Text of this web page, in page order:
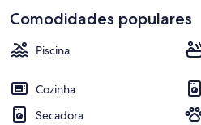
Comodidades populares
Piscina
Cozinha
Secadora